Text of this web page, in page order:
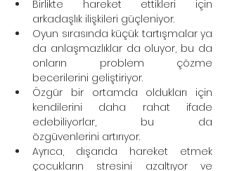
Birlikte hareket ettikleri için
arkadaşlık ilişkileri güçleniyor.
Oyun sırasında küçük tartışmalar ya
da anlaşmazlıklar da oluyor, bu da
onların problem çözme
becerilerini geliştiriyor.
Özgür bir ortamda oldukları için
kendilerini daha rahat ifade
edebiliyorlar, bu da
özgüvenlerini artırıyor.
Ayrıca, dışarıda hareket etmek
çocukların stresini azaltıyor ve